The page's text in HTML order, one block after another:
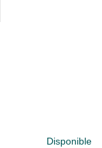
Disponible